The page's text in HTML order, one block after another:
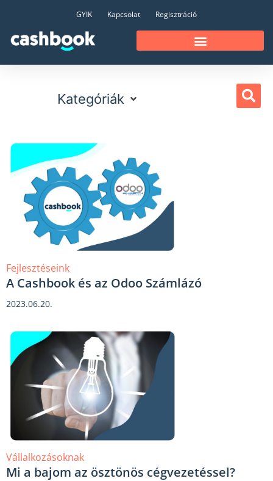
GYIK Kapcsolat Regisztráció
Kategóriák
Fejlesztéseink
A Cashbook és az Odoo Számlázó
2023.06.20.
Vállalkozásoknak
Mi a bajom az ösztönös cégvezetéssel?